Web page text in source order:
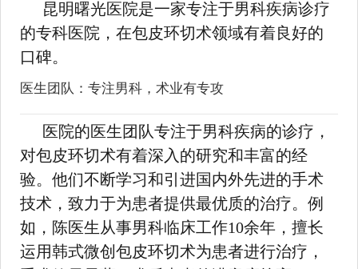
昆明曙光医院是一家专注于男科疾病诊疗
的专科医院，在包皮环切术领域有着良好的
口碑。
医生团队：专注男科，术业有专攻
医院的医生团队专注于男科疾病的诊疗，
对包皮环切术有着深入的研究和丰富的经
验。他们不断学习和引进国内外先进的手术
技术，致力于为患者提供最优质的治疗。例
如，陈医生从事男科临床工作10余年，擅长
运用韩式微创包皮环切术为患者进行治疗，